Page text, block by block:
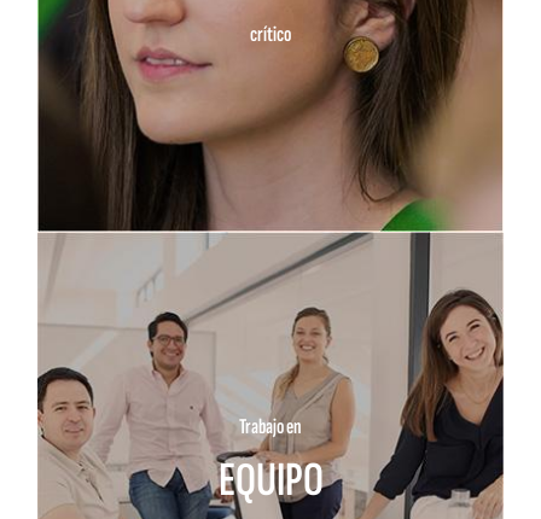
crítico
Trabajo en
EQUIPO